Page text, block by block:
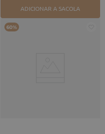
ADICIONAR A SACOLA
60%